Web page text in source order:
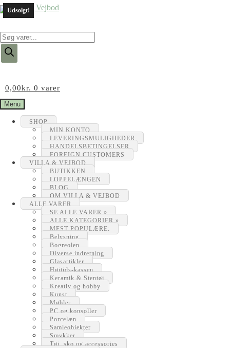
Products
search
0,00kr. 0 varer
Menu
SHOP
MIN KONTO
LEVERINGSMULIGHEDER
HANDELSBETINGELSER
FOREIGN CUSTOMERS
VILLA & VEJBOD
BUTIKKEN
LOPPELÆNGEN
BLOG
OM VILLA & VEJBOD
ALLE VARER
SE ALLE VARER »
ALLE KATEGORIER »
MEST POPULÆRE:
Belysning
Bogreolen
Diverse indretning
Glasartikler
Højtids-kassen
Keramik & Stentøj
Kreativ og hobby
Kunst
Møbler
PC og konsoller
Porcelæn
Samleobjekter
Smykker
Tøj, sko og accessories
Udsolgt!